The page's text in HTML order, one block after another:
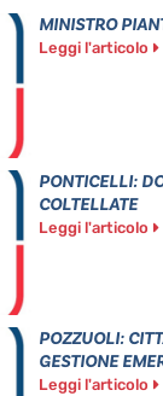
MINISTRO
Leggi l'articolo
PONTICELLI:
COLTELLATE
Leggi l'articolo
POZZUOLI:
GESTIONE
Leggi l'articolo